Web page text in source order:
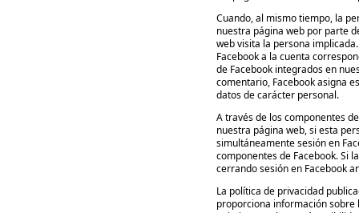
Cuando, al mismo tiempo, la
nuestra página web por parte
web visita la persona
Facebook a la cuenta
de Facebook integrados en
comentario, Facebook asigna
datos de carácter personal.
A través de los componentes
nuestra página web, si esta
simultáneamente sesión en
componentes de Facebook. Si
cerrando sesión en Facebook
La política de privacidad
proporciona información sobre